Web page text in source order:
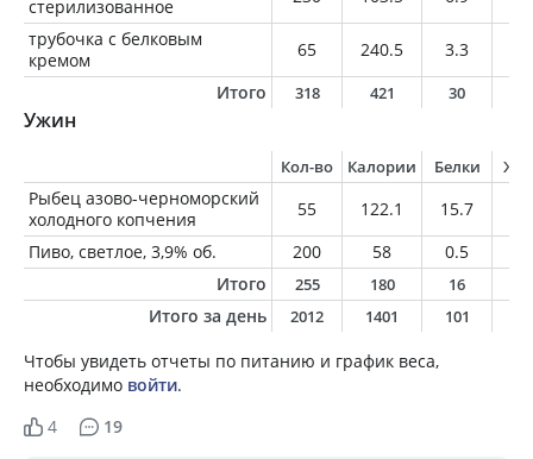
стерилизованное
трубочка с белковым
кремом
65 240.5 3.3
Итого
318 421 30
Ужин
Кол-во Калории Белки
Рыбец азово-черноморский
холодного копчения
55 122.1 15.7
Пиво, светлое, 3,9% об.
200 58 0.5
Итого
255 180 16
Итого за день 2012 1401 101
Чтобы увидеть отчеты по питанию и график веса,
необходимо войти.
4
19